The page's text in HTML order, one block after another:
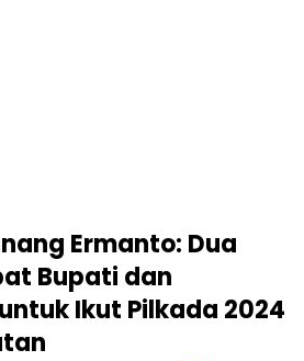
Ermanto: Dua
Bupati dan
Ikut Pilkada 2024